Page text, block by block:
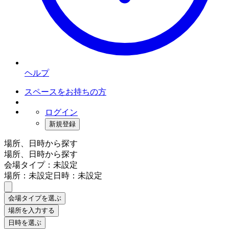
ヘルプ
スペースをお持ちの方
ログイン
新規登録
場所、日時から探す
場所、日時から探す
会場タイプ：未設定
場所：未設定日時：未設定
会場タイプを選ぶ
場所を入力する
日時を選ぶ